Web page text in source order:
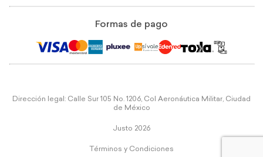
Formas de pago
Dirección legal: Calle Sur 105 No. 1206, Col Aeronáutica Militar, Ciudad
de México
Justo 2026
Términos y Condiciones